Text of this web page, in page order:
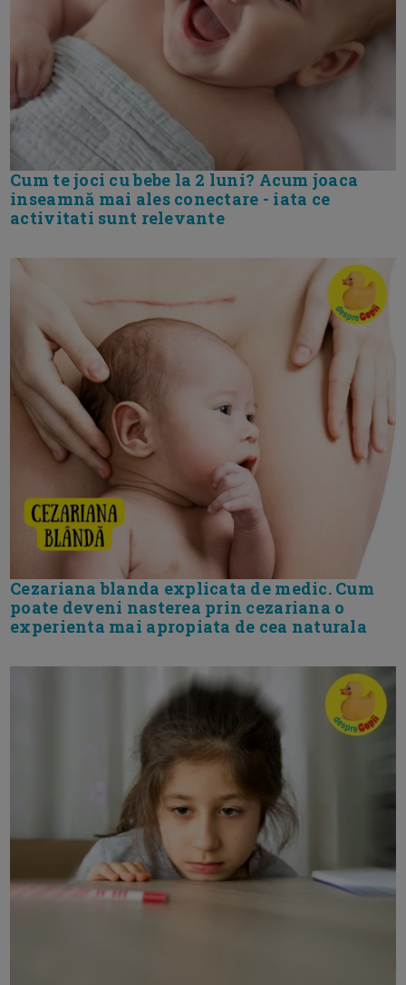
Cum te joci cu bebe la 2 luni? Acum joaca
inseamnă mai ales conectare - iata ce
activitati sunt relevante
Cezariana blanda explicata de medic. Cum
poate deveni nasterea prin cezariana o
experienta mai apropiata de cea naturala